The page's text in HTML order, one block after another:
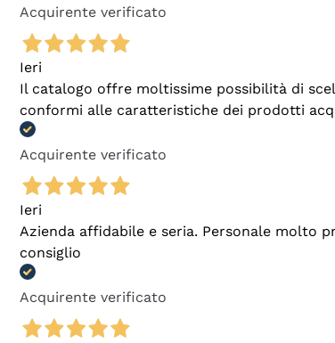
Acquirente verificato
Ieri
Il catalogo offre moltissime possibilità di
conformi alle caratteristiche dei prodotti
Acquirente verificato
Ieri
Azienda affidabile e seria. Personale molto
consiglio
Acquirente verificato